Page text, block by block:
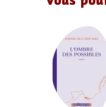
b
o
e
s